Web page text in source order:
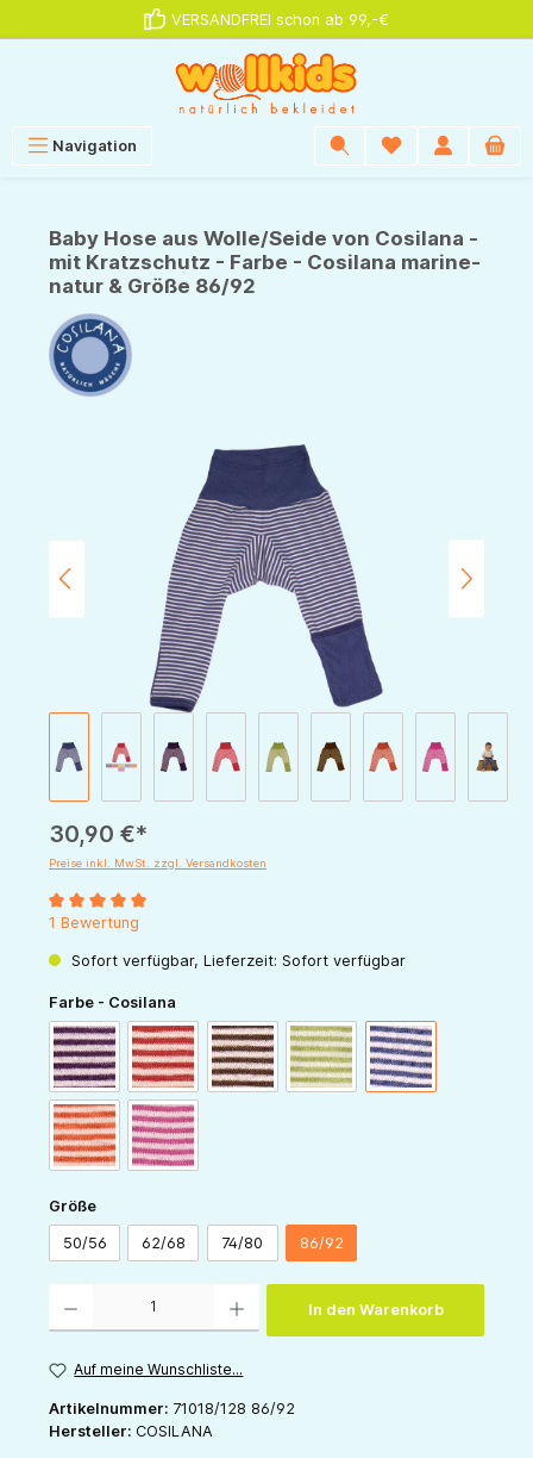
VERSANDFREI schon ab 99,-€
Navigation
Baby Hose aus Wolle/Seide von Cosilana -
mit Kratzschutz - Farbe - Cosilana marine-
natur & Größe 86/92
Bildergalerie überspringen
30,90 €*
Preise inkl. MwSt. zzgl. Versandkosten
Durchschnittliche Bewertung von 5 von 5 Sternen
1 Bewertung
Sofort verfügbar, Lieferzeit: Sofort verfügbar
Farbe - Cosilana
pflaume-naturrot-natur schoko-naturgrün-naturmarine-natur
orange-naturpink-natur
Größeauswählen
50/56 62/68 74/80 86/92
In den Warenkorb
Auf meine Wunschliste...
Artikelnummer: 71018/128 86/92
Hersteller: COSILANA